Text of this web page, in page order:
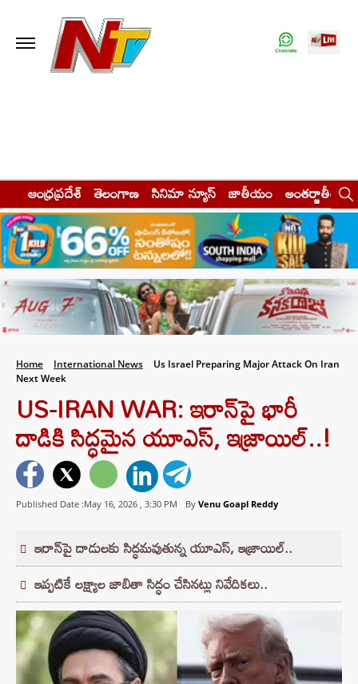
ఆంధ్రప్రదేశ్ తెలంగాణ సినిమా న్యూస్ జాతీయం అంతర్జాతీయం
Home International News
Us Israel Preparing Major Attack On Iran
Next Week
US-IRAN WAR: ఇరాన్‌పై భారీ
దాడికి సిద్ధమైన యూఎస్, ఇజ్రాయిల్..!
Published Date :May 16, 2026 , 3:30 PM By Venu Goapl Reddy
ఇరాన్‌పై దాడులకు సిద్ధమవుతున్న యూఎస్, ఇజ్రాయిల్..
ఇప్పటికే లక్ష్యాల జాబితా సిద్ధం చేసినట్లు నివేదికలు..